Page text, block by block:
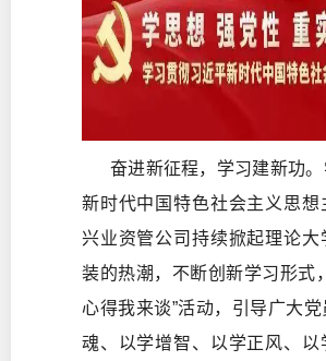
奋进新征程，学习建新功。
新时代中国特色社会主义思想
兴业资管公司持续掀起理论大
装的热潮，不断创新学习形式
心得我来谈”活动，引导广大
魂、以学增智、以学正风、以